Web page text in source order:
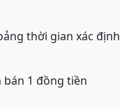
thời gian xác định
bán 1 đồng tiền